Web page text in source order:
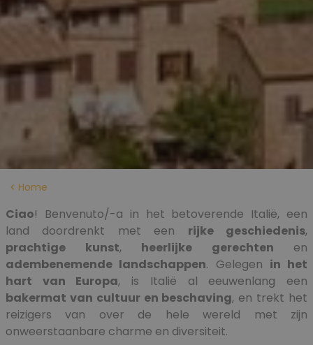
Home
Ciao! Benvenuto/-a in het betoverende Italië, een
land doordrenkt met een rijke geschiedenis,
prachtige kunst, heerlijke gerechten en
adembenemende landschappen. Gelegen in het
hart van Europa, is Italië al eeuwenlang een
bakermat van cultuur en beschaving, en trekt het
reizigers van over de hele wereld met zijn
onweerstaanbare charme en diversiteit.